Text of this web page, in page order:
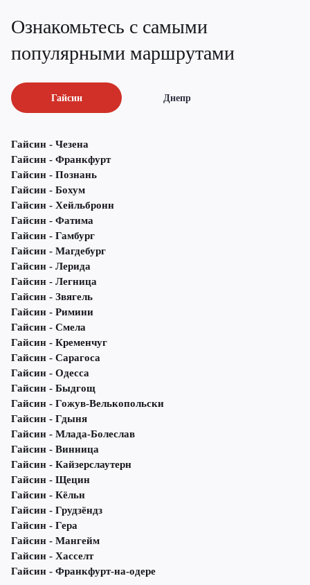
Ознакомьтесь с самыми
популярными маршрутами
Гайсин Днепр
Гайсин - Чезена
Гайсин - Франкфурт
Гайсин - Познань
Гайсин - Бохум
Гайсин - Хейльбронн
Гайсин - Фатима
Гайсин - Гамбург
Гайсин - Магдебург
Гайсин - Лерида
Гайсин - Легница
Гайсин - Звягель
Гайсин - Римини
Гайсин - Смела
Гайсин - Кременчуг
Гайсин - Сарагоса
Гайсин - Одесса
Гайсин - Быдгощ
Гайсин - Гожув-Велькопольски
Гайсин - Гдыня
Гайсин - Млада-Болеслав
Гайсин - Винница
Гайсин - Кайзерслаутерн
Гайсин - Щецин
Гайсин - Кёльн
Гайсин - Грудзёндз
Гайсин - Гера
Гайсин - Мангейм
Гайсин - Хасселт
Гайсин - Франкфурт-на-одере